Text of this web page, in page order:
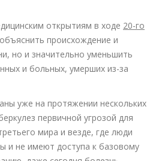
открытиям в ходе 20-го
происхождение и
но и значительно уменьшить
и больных, умерших из-за
уже на протяжении нескольких
первичной угрозой для
мира и везде, где люди
и не имеют доступа к базовому